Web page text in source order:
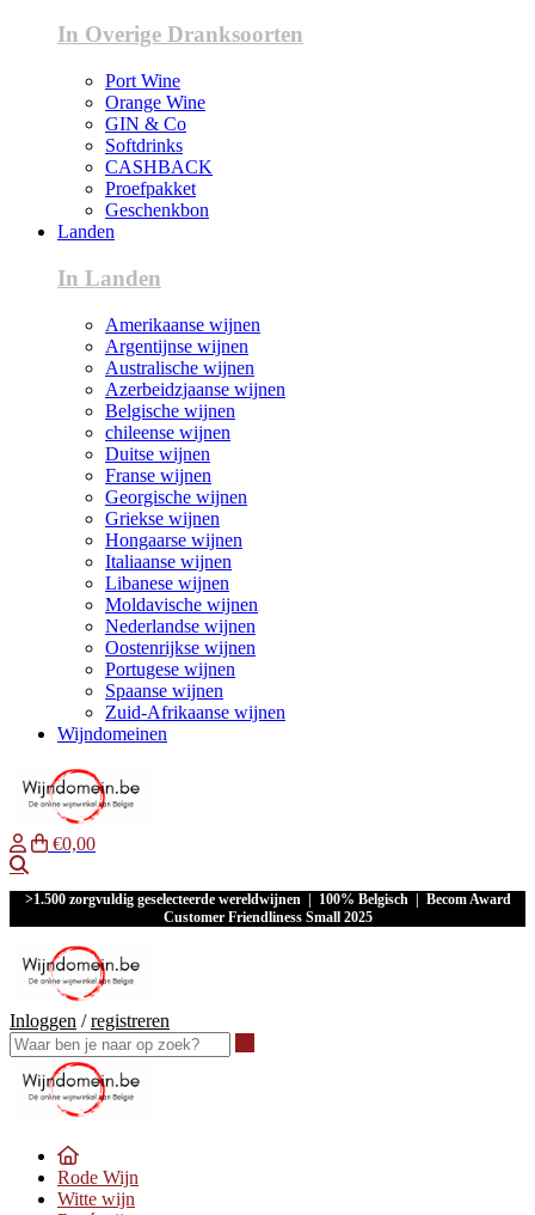
In Overige Dranksoorten
Port Wine
Orange Wine
GIN & Co
Softdrinks
CASHBACK
Proefpakket
Geschenkbon
Landen
In Landen
Amerikaanse wijnen
Argentijnse wijnen
Australische wijnen
Azerbeidzjaanse wijnen
Belgische wijnen
chileense wijnen
Duitse wijnen
Franse wijnen
Georgische wijnen
Griekse wijnen
Hongaarse wijnen
Italiaanse wijnen
Libanese wijnen
Moldavische wijnen
Nederlandse wijnen
Oostenrijkse wijnen
Portugese wijnen
Spaanse wijnen
Zuid-Afrikaanse wijnen
Wijndomeinen
€0,00
>1.500 zorgvuldig geselecteerde wereldwijnen | 100% Belgisch | Becom Award
Customer Friendliness Small 2025
Inloggen /registreren
Rode Wijn
Witte wijn